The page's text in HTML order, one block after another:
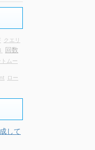
クエリ
回数
ムー
ロー
して